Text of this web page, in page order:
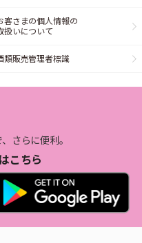
客さまの個人情報の
扱いについて
類販売管理者標識
さらに便利。
こちら